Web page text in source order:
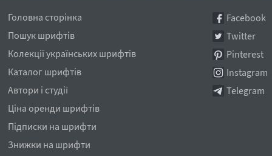
Головна сторінка
Пошук шрифтів
Колекції українських шрифтів
Каталог шрифтів
Автори і студії
Ціна оренди шрифтів
Підписки на шрифти
Знижки на шрифти
Facebook
Twitter
Pinterest
Instagram
Telegram